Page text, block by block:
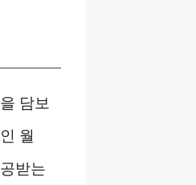
담보
월
받는